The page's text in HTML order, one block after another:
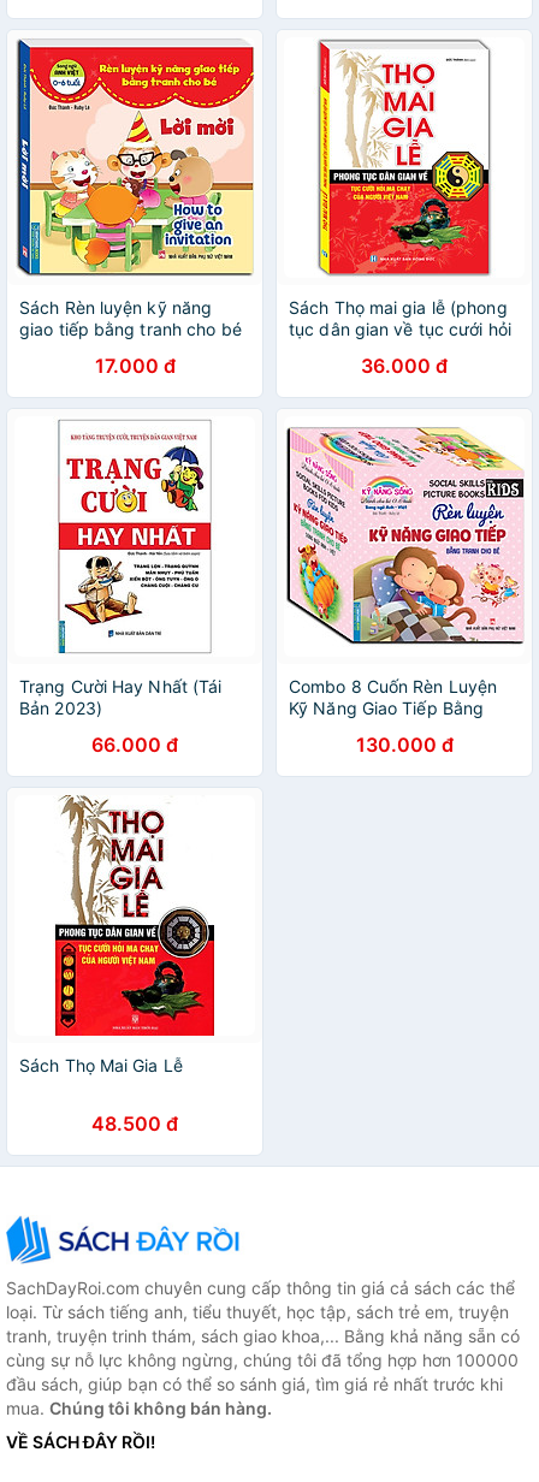
Sách Rèn luyện kỹ năng
giao tiếp bằng tranh cho bé
17.000 đ
Sách Thọ mai gia lễ (phong
tục dân gian về tục cưới hỏi
36.000 đ
Trạng Cười Hay Nhất (Tái
Bản 2023)
66.000 đ
Combo 8 Cuốn Rèn Luyện
Kỹ Năng Giao Tiếp Bằng
Anh - Việt)130.000 đ
Sách Thọ Mai Gia Lễ
48.500 đ
SachDayRoi.com chuyên cung cấp thông tin giá cả sách các thể
loại. Từ sách tiếng anh, tiểu thuyết, học tập, sách trẻ em, truyện
tranh, truyện trinh thám, sách giao khoa,... Bằng khả năng sẵn có
cùng sự nỗ lực không ngừng, chúng tôi đã tổng hợp hơn 100000
đầu sách, giúp bạn có thể so sánh giá, tìm giá rẻ nhất trước khi
mua. Chúng tôi không bán hàng.
VỀ SÁCH ĐÂY RỒI!